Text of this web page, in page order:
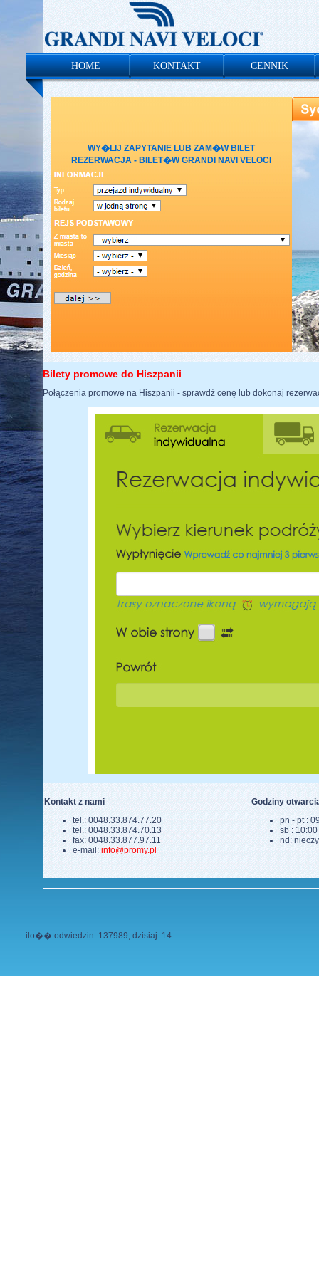
HOME KONTAKT CENNIK
WY�LIJ ZAPYTANIE LUB ZAM�W BILET
REZERWACJA - BILET�W GRANDI NAVI VELOCI
Bilety promowe do Hiszpanii
Połączenia promowe na Hiszpanii - sprawdź cenę lub dokonaj
Kontakt z nami
tel.: 0048.33.874.77.20
tel.: 0048.33.874.70.13
fax: 0048.33.877.97.11
e-mail:info@promy.pl
Godziny
pn - pt :
sb :
nd:
ilo�� odwiedzin: 137989, dzisiaj: 14